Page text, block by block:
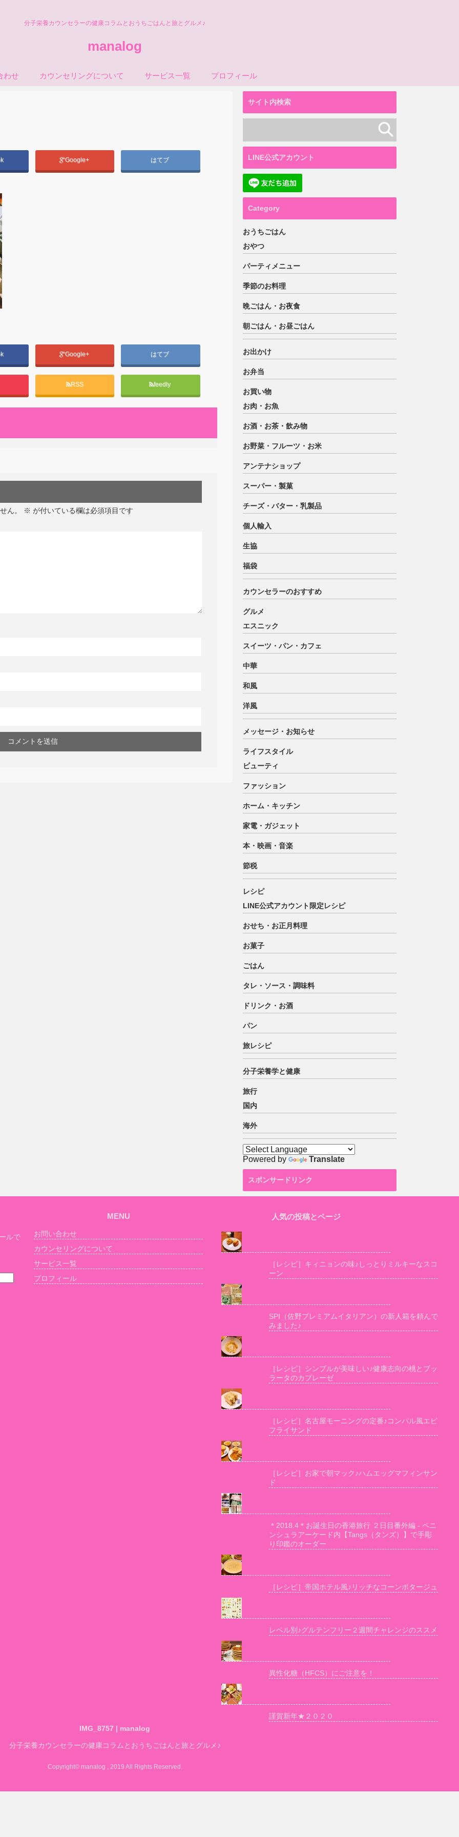
分子栄養カウンセラーの健康コラムとおうちごはんと旅とグルメ♪
manalog
わせ カウンセリングについて サービス一覧 プロフィール
Google+ はてブ
Google+ はてブ
RSS feedly
ん。 ※ が付いている欄は必須項目です
サイト内検索
LINE公式アカウント
Category
おうちごはん
おやつ
パーティメニュー
季節のお料理
晩ごはん・お夜食
朝ごはん・お昼ごはん
お出かけ
お弁当
お買い物
お肉・お魚
お酒・お茶・飲み物
お野菜・フルーツ・お米
アンテナショップ
スーパー・製菓
チーズ・バター・乳製品
個人輸入
生協
福袋
カウンセラーのおすすめ
グルメ
エスニック
スイーツ・パン・カフェ
中華
和風
洋風
メッセージ・お知らせ
ライフスタイル
ビューティ
ファッション
ホーム・キッチン
家電・ガジェット
本・映画・音楽
節税
レシピ
LINE公式アカウント限定レシピ
おせち・お正月料理
お菓子
ごはん
タレ・ソース・調味料
ドリンク・お酒
パン
旅レシピ
分子栄養学と健康
旅行
国内
海外
Powered by Translate
スポンサードリンク
ルで
MENU
お問い合わせ
カウンセリングについて
サービス一覧
プロフィール
人気の投稿とページ
［レシピ］キィニョンの味♪しっとりミルキーなスコ
ーン
SPI（佐野プレミアムイタリアン）の新人箱を頼んで
みました♪
［レシピ］シンプルが美味しい♪健康志向の桃とブッ
ラータのカプレーゼ
［レシピ］名古屋モーニングの定番♪コンパル風エビ
フライサンド
［レシピ］お家で朝マック♪ハムエッグマフィンサン
ド
＊2018.4＊お誕生日の香港旅行 ２日目番外編 - ペニ
ンシュラアーケード内【Tangs（タンズ）】で手彫
り印鑑のオーダー
［レシピ］帝国ホテル風♪リッチなコーンポタージュ
レベル別♪グルテンフリー２週間チャレンジのススメ
異性化糖（HFCS）にご注意を！
謹賀新年★２０２０
IMG_8757 | manalog
分子栄養カウンセラーの健康コラムとおうちごはんと旅とグルメ♪
Copyright© manalog , 2019 All Rights Reserved.